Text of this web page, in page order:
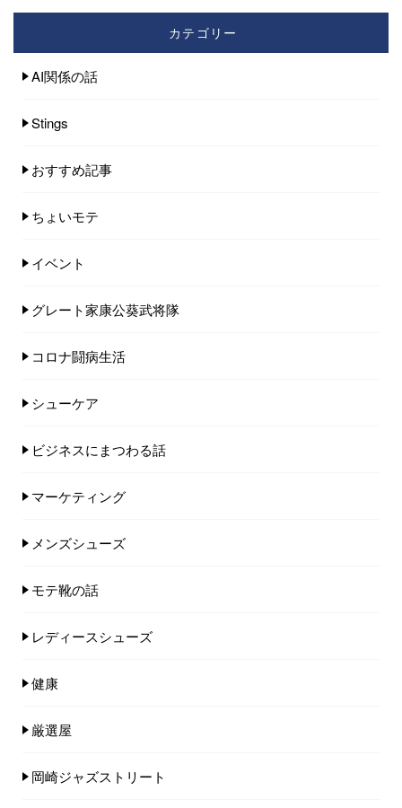
カテゴリー
AI関係の話
Stings
おすすめ記事
ちょいモテ
イベント
グレート家康公葵武将隊
コロナ闘病生活
シューケア
ビジネスにまつわる話
マーケティング
メンズシューズ
モテ靴の話
レディースシューズ
健康
厳選屋
岡崎ジャズストリート